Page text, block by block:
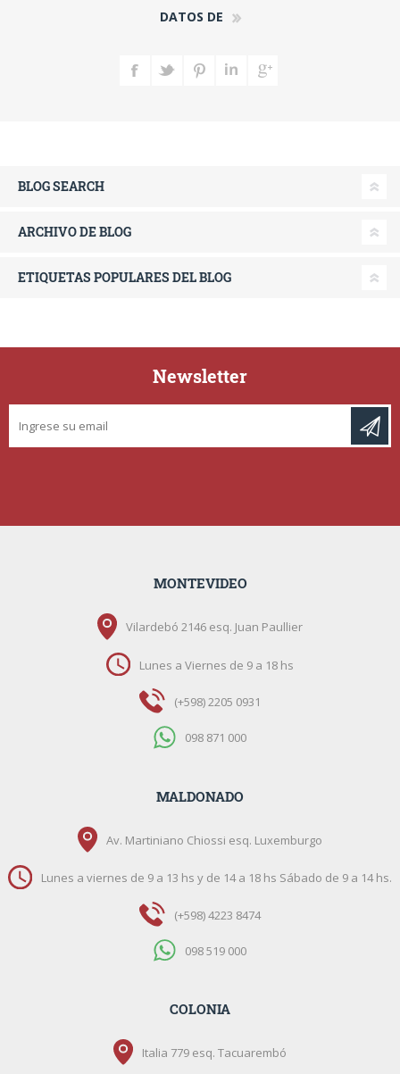
DATOS DE
BLOG SEARCH
ARCHIVO DE BLOG
ETIQUETAS POPULARES DEL BLOG
Newsletter
MONTEVIDEO
Vilardebó 2146 esq. Juan Paullier
Lunes a Viernes de 9 a 18 hs
(+598) 2205 0931
098 871 000
MALDONADO
Av. Martiniano Chiossi esq. Luxemburgo
Lunes a viernes de 9 a 13 hs y de 14 a 18 hs Sábado de 9 a 14 hs.
(+598) 4223 8474
098 519 000
COLONIA
Italia 779 esq. Tacuarembó